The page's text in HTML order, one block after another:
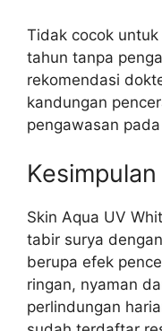
Tidak cocok
tahun tanpa
rekomendasi
kandungan
pengawasan
Kesimpulan
Skin Aqua UV
tabir surya
berupa efek
ringan, nyaman
perlindungan